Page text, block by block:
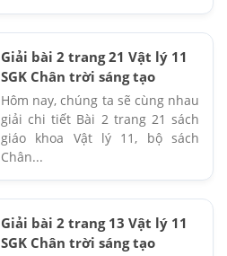
Giải bài 2 trang 21 Vật lý 11
SGK Chân trời sáng tạo
Hôm nay, chúng ta sẽ cùng nhau
giải chi tiết Bài 2 trang 21 sách
giáo khoa Vật lý 11, bộ sách
Chân...
Giải bài 2 trang 13 Vật lý 11
SGK Chân trời sáng tạo